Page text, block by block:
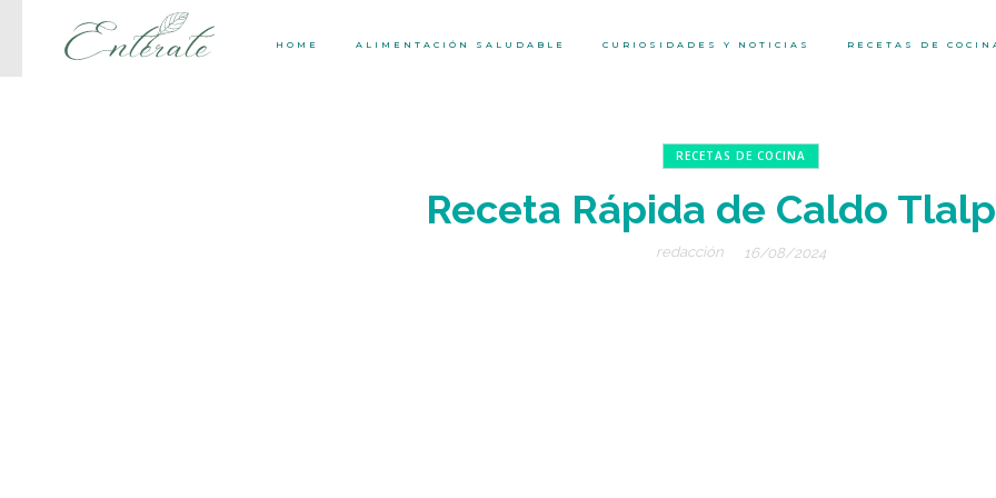
HOME ALIMENTACIÓN SALUDABLE CURIOSIDADES Y NOTICIAS RECETAS DE
RECETAS DE COCINA
Receta Rápida de Caldo
redacción 16/08/2024